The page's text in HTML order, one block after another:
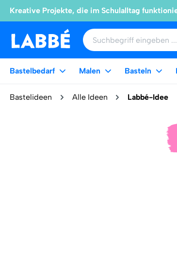
Kreative Projekte, die im Schulalltag
Bastelbedarf Malen Basteln
Bastelideen Alle Ideen Labbé-Idee